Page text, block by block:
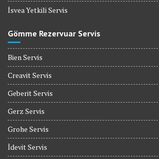
İsvea Yetkili Servis
Gömme Rezervuar Servis
Bien Servis
Creavit Servis
Geberit Servis
Gerz Servis
Grohe Servis
İdevit Servis